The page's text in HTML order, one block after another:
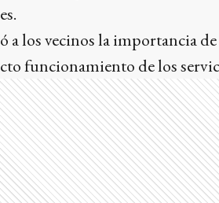
los vecinos la importancia
funcionamiento de los